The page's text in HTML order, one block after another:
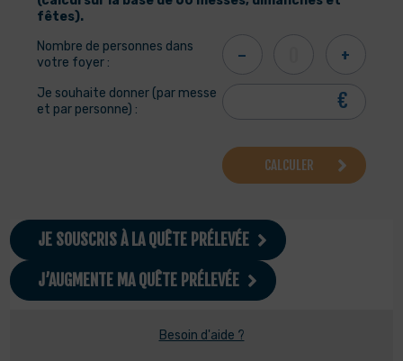
fêtes).
Nombre de personnes dans
votre foyer :
- +
Je souhaite donner (par messe
et par personne) :
CALCULER
JE SOUSCRIS À LA QUÊTE PRÉLEVÉE
J’AUGMENTE MA QUÊTE PRÉLEVÉE
Besoin d'aide ?